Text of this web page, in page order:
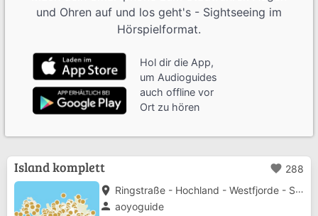
und Ohren auf und los geht's - Sightseeing im
Hörspielformat.
Hol dir die App,
um Audioguides
auch offline vor
Ort zu hören
Island komplett favorite 288
place Ringstraße - Hochland - Westfjorde - Snæfellsnes - Reykjanes - Westmännerinseln
person aoyoguide